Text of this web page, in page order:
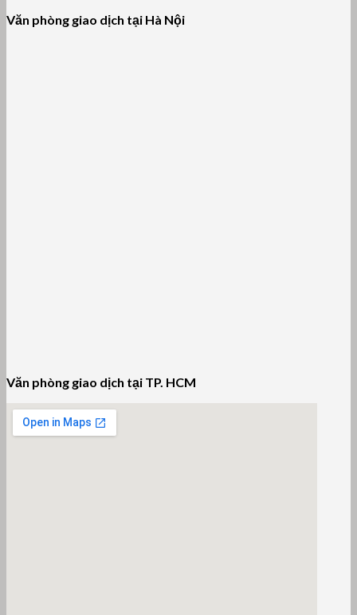
Văn phòng giao dịch tại Hà Nội
Văn phòng giao dịch tại TP. HCM